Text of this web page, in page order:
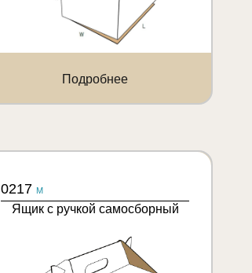
Подробнее
0217 M
Ящик с ручкой самосборный